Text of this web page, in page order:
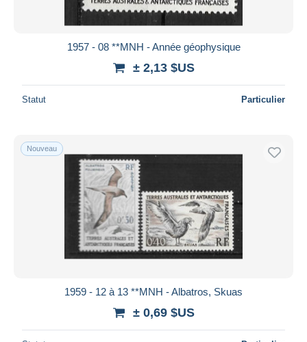
1957 - 08 **MNH - Année géophysique
± 2,13 $US
Statut Particulier
Nouveau
1959 - 12 à 13 **MNH - Albatros, Skuas
± 0,69 $US